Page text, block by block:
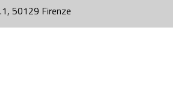
50129 Firenze